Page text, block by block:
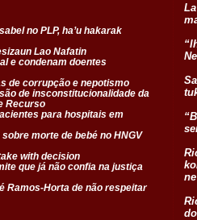
no PLP, ha’u hakarak
Lao Nafatin
e condenam doentes
de corrupção e nepotismo
de insconstitucionalidade da
Recurso
para hospitais em
morte de bebé no HNGV
with decision
que já não confia na justiça
Ramos-Horta de não respeitar